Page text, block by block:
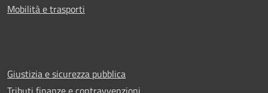
Mobilità e trasporti
Giustizia e sicurezza pubblica